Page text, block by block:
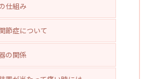
仕組み
節症について
の関係